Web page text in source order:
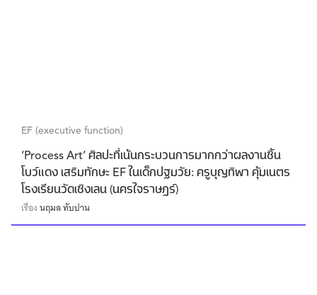
EF (executive function)
‘Process Art’ ศิลปะที่เน้นกระบวนการมากกว่าผลงานชิ้น
โบว์แดง เสริมทักษะ EF ในเด็กปฐมวัย: ครูบุญทิพา คุ้มเนตร
โรงเรียนวัดเชิงเลน (นครใจราษฏร์)
เรื่องนฤมล ทับปาน